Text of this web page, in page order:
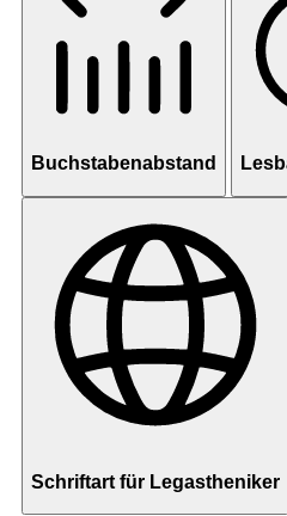
Buchstabenabstand
Schriftart für Legastheniker